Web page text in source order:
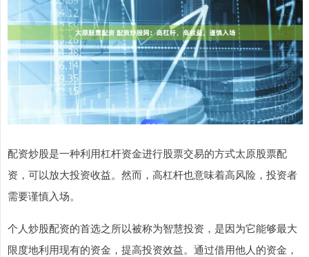
配资炒股是一种利用杠杆资金进行股票交易的方式太原股票配
资，可以放大投资收益。然而，高杠杆也意味着高风险，投资者
需要谨慎入场。
个人炒股配资的首选之所以被称为智慧投资，是因为它能够最大
限度地利用现有的资金，提高投资效益。通过借用他人的资金，